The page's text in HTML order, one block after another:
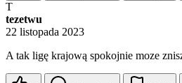
T
tezetwu
22 listopada 2023
A tak ligę krajową spokojnie moze